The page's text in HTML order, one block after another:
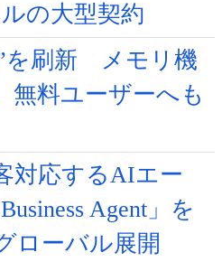
の大型契約
”を刷新 メモリ機
無料ユーザーへも
対応するAIエー
Agent」を
ローバル展開